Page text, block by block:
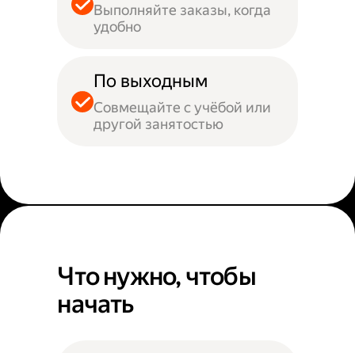
Выполняйте заказы, когда
удобно
По выходным
Совмещайте с учёбой или
другой занятостью
Что нужно, чтобы
начать